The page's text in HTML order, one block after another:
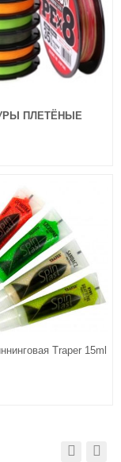
ПЛЕТЁНЫЕ
Traper 15ml